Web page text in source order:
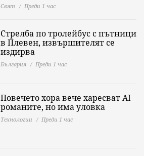
Свят Преди 1 час
Стрелба по тролейбус с пътници
в Плевен, извършителят се
издирва
България Преди 1 час
Повечето хора вече харесват AI
романите, но има уловка
Технологии Преди 1 час